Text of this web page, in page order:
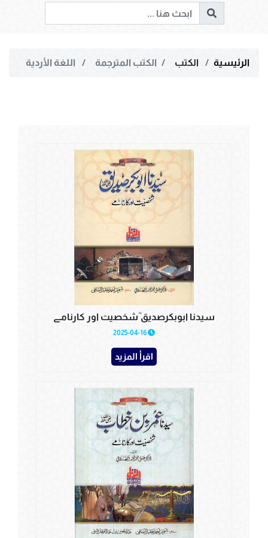
الرئيسية الكتب الكتب المترجمة اللغة الأردية
سیدنا ابوبکرصدیق ؓشخصیت اور کارنامے
اقرأ المزيد